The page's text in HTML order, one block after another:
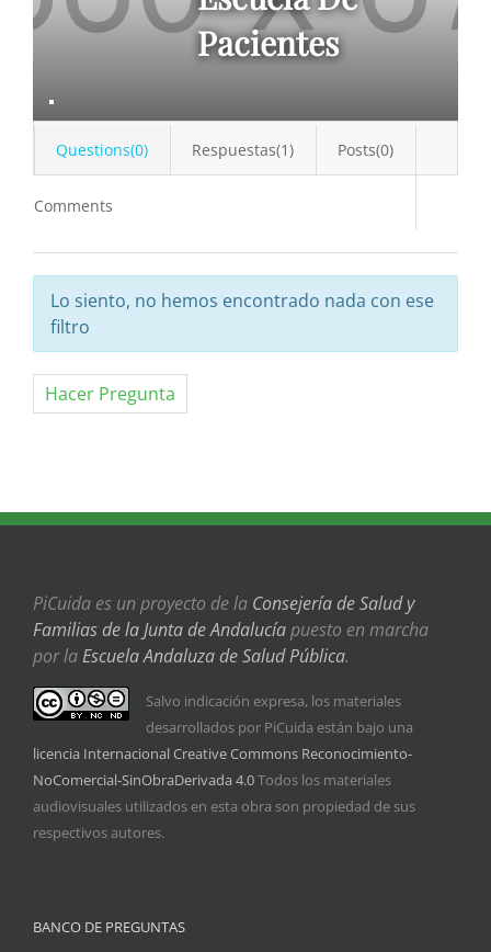
Pacientes
Questions(0) Respuestas(1) Posts(0)
Comments
Lo siento, no hemos encontrado nada con ese
filtro
Hacer Pregunta
PiCuida es un proyecto de la Consejería de Salud y
Familias de la Junta de Andalucíapuesto en marcha
por laEscuela Andaluza de Salud Pública.
Salvo indicación expresa, los materiales
desarrollados por PiCuida están bajo una
licencia Internacional Creative Commons Reconocimiento-
NoComercial-SinObraDerivada 4.0Todos los materiales
audiovisuales utilizados en esta obra son propiedad de sus
respectivos autores.
BANCO DE PREGUNTAS